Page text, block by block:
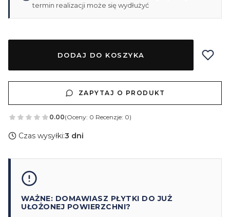
termin realizacji może się wydłużyć
DODAJ DO KOSZYKA
ZAPYTAJ O PRODUKT
0.00(Oceny: 0 Recenzje: 0)
Czas wysyłki:3 dni
WAŻNE: DOMAWIASZ PŁYTKI DO JUŻ
UŁOŻONEJ POWIERZCHNI?